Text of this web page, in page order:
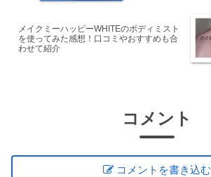
メイクミーハッピーWHITEのボディミスト
を使ってみた感想！口コミやおすすめも合
わせて紹介
コメント
コメントを書き込む